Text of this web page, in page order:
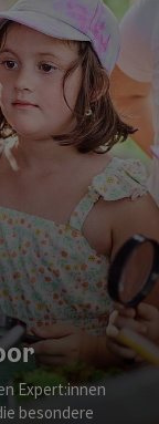
Expert:innen
besondere